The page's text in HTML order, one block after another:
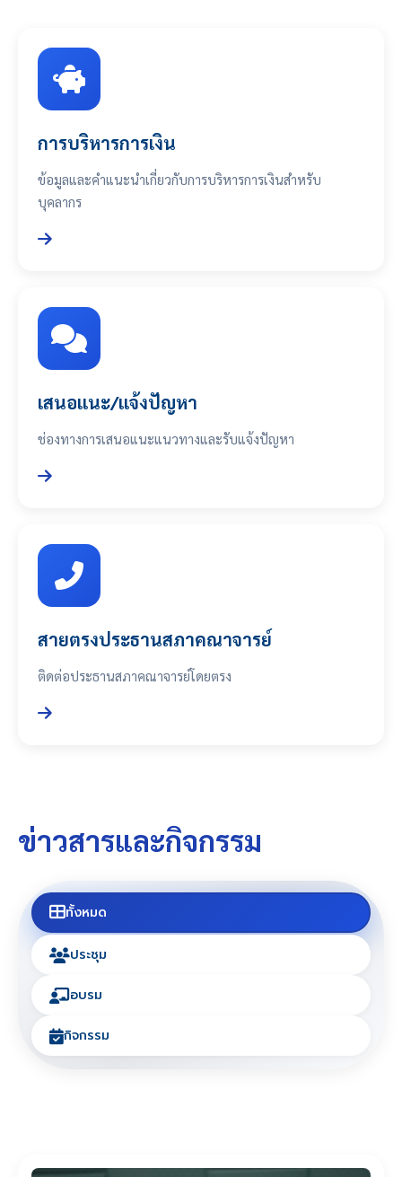
การบริหารการเงิน
ข้อมูลและคำแนะนำเกี่ยวกับการบริหารการเงินสำหรับ
บุคลากร
เสนอแนะ/แจ้งปัญหา
ช่องทางการเสนอแนะแนวทางและรับแจ้งปัญหา
สายตรงประธานสภาคณาจารย์
ติดต่อประธานสภาคณาจารย์โดยตรง
ข่าวสารและกิจกรรม
ทั้งหมด
ประชุม
อบรม
กิจกรรม